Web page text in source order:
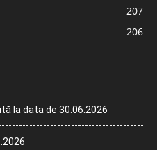
207
206
la data de 30.06.2026